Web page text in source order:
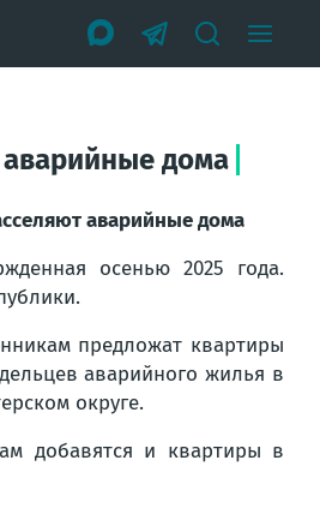
аварийные дома
аварийные дома
осенью 2025 года.
предложат квартиры
аварийного жилья в
округе.
добавятся и квартиры в